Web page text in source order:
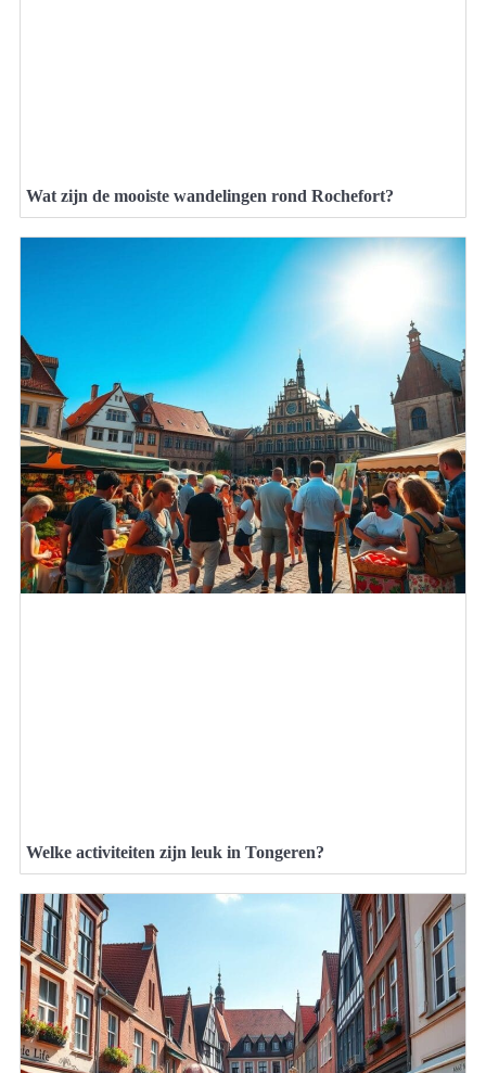
Wat zijn de mooiste wandelingen rond Rochefort?
Welke activiteiten zijn leuk in Tongeren?